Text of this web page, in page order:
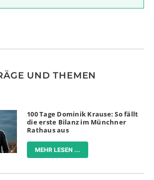
UND THEMEN
100 Tage Dominik Krause: So fällt
die erste Bilanz im Münchner
Rathaus aus
MEHR LESEN ...